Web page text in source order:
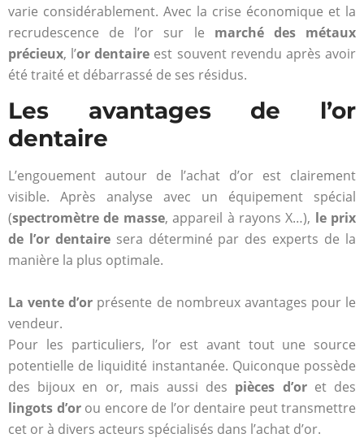
varie considérablement. Avec la crise économique et la
recrudescence de l’or sur le marché des métaux
précieux, l’or dentaire est souvent revendu après avoir
été traité et débarrassé de ses résidus.
Les avantages de l’or
dentaire
L’engouement autour de l’achat d’or est clairement
visible. Après analyse avec un équipement spécial
(spectromètre de masse, appareil à rayons X…), le prix
de l’or dentairesera déterminé par des experts de la
manière la plus optimale.
La vente d’or présente de nombreux avantages pour le
vendeur.
Pour les particuliers, l’or est avant tout une source
potentielle de liquidité instantanée. Quiconque possède
des bijoux en or, mais aussi des pièces d’oret des
lingots d’orou encore de l’or dentaire peut transmettre
cet or à divers acteurs spécialisés dans l’achat d’or.